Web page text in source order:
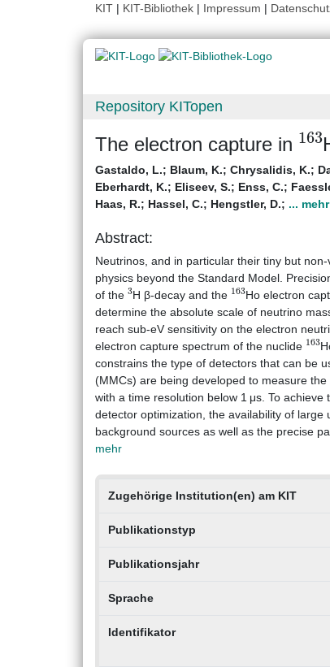
KIT | KIT-Bibliothek | Impressum |
Repository KITopen
The electron capture in
Gastaldo, L.; Blaum, K.; Chrysalidis, K.;
Eberhardt, K.; Eliseev, S.; Enss, C.;
Haas, R.; Hassel, C.; Hengstler, D.; ... mehr
Abstract:
Neutrinos, and in particular their tiny but
physics beyond the Standard Model.
of the 3H β-decay and the 163Ho electron
determine the absolute scale of neutrino
reach sub-eV sensitivity on the electron
electron capture spectrum of the nuclide 163
constrains the type of detectors that can be
(MMCs) are being developed to measure the
with a time resolution below 1 μs. To
detector optimization, the availability of large
background sources as well as the precise
mehr
Zugehörige Institution(en) am KIT
Publikationstyp
Publikationsjahr
Sprache
Identifikator